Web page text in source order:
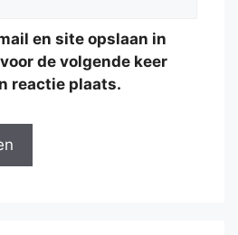
en site opslaan in
de volgende keer
reactie plaats.